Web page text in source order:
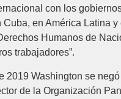
con los
Cuba, en América Latina
Humanos de
trabajadores”.
2019 Washington se
de la Organización